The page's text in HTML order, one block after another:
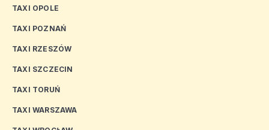
TAXI OPOLE
TAXI POZNAŃ
TAXI RZESZÓW
TAXI SZCZECIN
TAXI TORUŃ
TAXI WARSZAWA